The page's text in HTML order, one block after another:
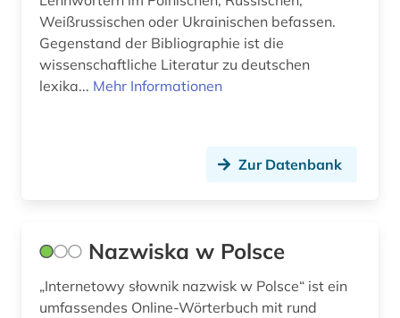
zensur (1)
österreich (1)
übersetzung (1)
Weißrussischen oder Ukrainischen befassen.
Gegenstand der Bibliographie ist die
wissenschaftliche Literatur zu deutschen
lexika... Mehr Informationen
Zur Datenbank
Nazwiska w Polsce
„Internetowy słownik nazwisk w Polsce“ ist ein
umfassendes Online-Wörterbuch mit rund